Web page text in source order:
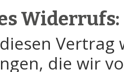
Widerrufs:
die wir